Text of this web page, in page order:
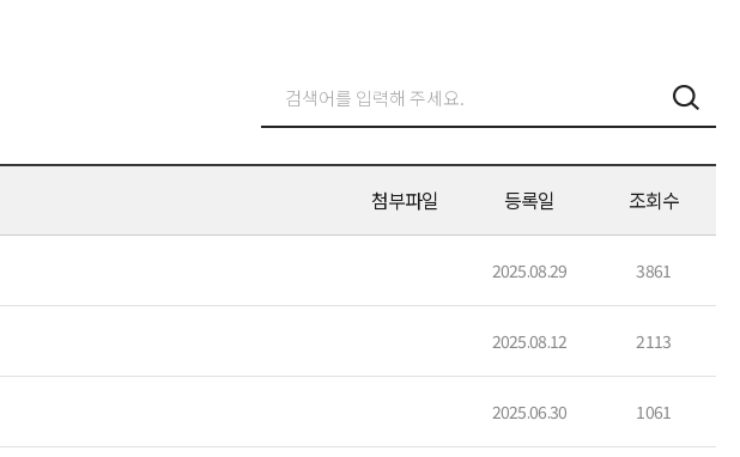
첨부파일 등록일 조회수
2025.08.29 3861
2025.08.12 2113
2025.06.30 1061